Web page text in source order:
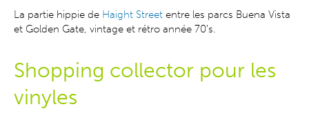
La partie hippie de Haight Street entre les parcs Buena Vista
et Golden Gate, vintage et rétro année 70’s.
Shopping collector pour les
vinyles